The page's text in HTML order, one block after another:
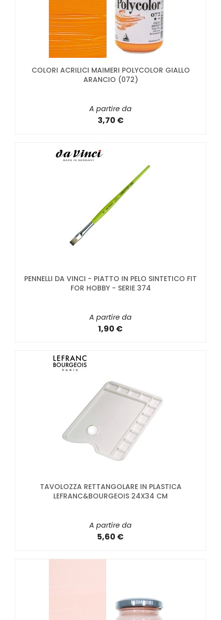
COLORI ACRILICI MAIMERI POLYCOLOR GIALLO
ARANCIO (072)
A partire da
3,70 €
PENNELLI DA VINCI - PIATTO IN PELO SINTETICO FIT
FOR HOBBY - SERIE 374
A partire da
1,90 €
TAVOLOZZA RETTANGOLARE IN PLASTICA
LEFRANC&BOURGEOIS 24X34 CM
A partire da
5,60 €